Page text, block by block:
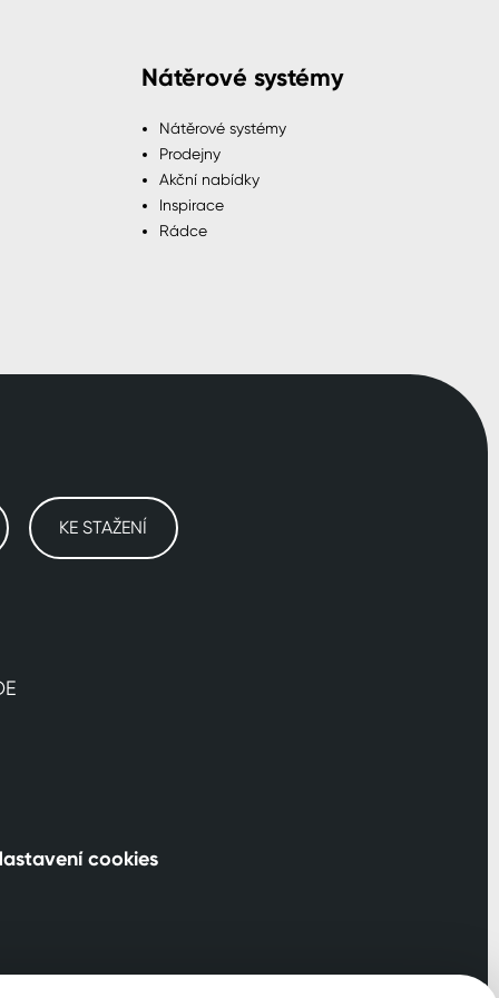
Nátěrové systémy
Nátěrové systémy
Prodejny
Akční nabídky
Inspirace
Rádce
KE STAŽENÍ
cookies